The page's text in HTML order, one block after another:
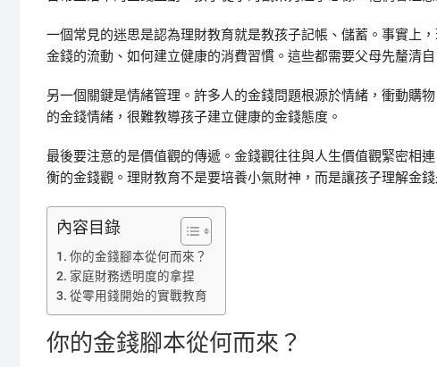
一個常見的迷思是認為理財教育就是教孩子記帳、儲蓄。事實上
金錢的流動、如何建立健康的消費習慣。這些都需要父母先釐清
另一個關鍵是情緒管理。許多人的金錢問題根源於情緒，衝動購
的金錢情緒，很難教導孩子建立健康的金錢態度。
最後要注意的是價值觀的傳遞。金錢觀往往與人生價值觀緊密相
衡的金錢觀。理財教育不是要培養小氣財神，而是讓孩子理解金
內容目錄
你的金錢腳本從何而來？
家庭財務透明度的拿捏
從零用錢開始的實戰教育
你的金錢腳本從何而來？